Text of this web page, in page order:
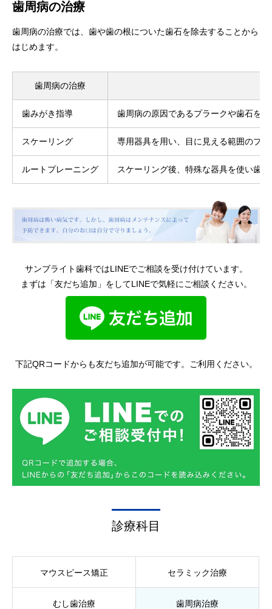
歯周病の治療
歯周病の治療では、歯や歯の根についた歯石を除去することから
はじめます。
歯周病の治療
歯みがき指導 歯周病の原因であるプラークや歯石を
スケーリング 専用器具を用い、目に見える範囲のプ
ルートプレーニング スケーリング後、特殊な器具を使い歯
サンブライト歯科ではLINEでご相談を受け付けています。
まずは「友だち追加」をしてLINEで気軽にご相談ください。
下記QRコードからも友だち追加が可能です。ご利用ください。
診療科目
マウスピース矯正 セラミック治療
むし歯治療 歯周病治療